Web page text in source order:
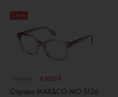
- 50 %
4 880 ₽
Оправа MAX&CO MO 5126